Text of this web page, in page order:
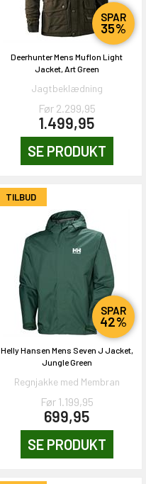
SPAR
35%
Deerhunter Mens Muflon Light
Jacket, Art Green
Jagtbeklædning
Før 2.299,95
1.499,95
SE PRODUKT
TILBUD
SPAR
42%
Helly Hansen Mens Seven J Jacket,
Jungle Green
Regnjakke med Membran
Før 1.199,95
699,95
SE PRODUKT